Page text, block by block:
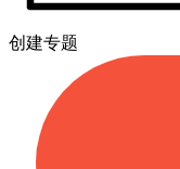
创建专题